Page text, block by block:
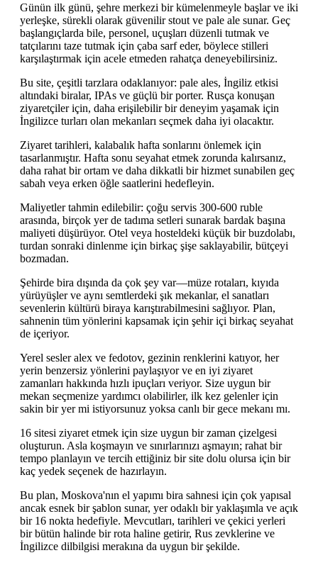
Günün ilk günü, şehre merkezi bir kümelenmeyle başlar ve iki
yerleşke, sürekli olarak güvenilir stout ve pale ale sunar. Geç
başlangıçlarda bile, personel, uçuşları düzenli tutmak ve
tatçılarını taze tutmak için çaba sarf eder, böylece stilleri
karşılaştırmak için acele etmeden rahatça deneyebilirsiniz.
Bu site, çeşitli tarzlara odaklanıyor: pale ales, İngiliz etkisi
altındaki biralar, IPAs ve güçlü bir porter. Rusça konuşan
ziyaretçiler için, daha erişilebilir bir deneyim yaşamak için
İngilizce turları olan mekanları seçmek daha iyi olacaktır.
Ziyaret tarihleri, kalabalık hafta sonlarını önlemek için
tasarlanmıştır. Hafta sonu seyahat etmek zorunda kalırsanız,
daha rahat bir ortam ve daha dikkatli bir hizmet sunabilen geç
sabah veya erken öğle saatlerini hedefleyin.
Maliyetler tahmin edilebilir: çoğu servis 300-600 ruble
arasında, birçok yer de tadıma setleri sunarak bardak başına
maliyeti düşürüyor. Otel veya hosteldeki küçük bir buzdolabı,
turdan sonraki dinlenme için birkaç şişe saklayabilir, bütçeyi
bozmadan.
Şehirde bira dışında da çok şey var—müze rotaları, kıyıda
yürüyüşler ve aynı semtlerdeki şık mekanlar, el sanatları
sevenlerin kültürü biraya karıştırabilmesini sağlıyor. Plan,
sahnenin tüm yönlerini kapsamak için şehir içi birkaç seyahat
de içeriyor.
Yerel sesler alex ve fedotov, gezinin renklerini katıyor, her
yerin benzersiz yönlerini paylaşıyor ve en iyi ziyaret
zamanları hakkında hızlı ipuçları veriyor. Size uygun bir
mekan seçmenize yardımcı olabilirler, ilk kez gelenler için
sakin bir yer mi istiyorsunuz yoksa canlı bir gece mekanı mı.
16 sitesi ziyaret etmek için size uygun bir zaman çizelgesi
oluşturun. Asla koşmayın ve sınırlarınızı aşmayın; rahat bir
tempo planlayın ve tercih ettiğiniz bir site dolu olursa için bir
kaç yedek seçenek de hazırlayın.
Bu plan, Moskova'nın el yapımı bira sahnesi için çok yapısal
ancak esnek bir şablon sunar, yer odaklı bir yaklaşımla ve açık
bir 16 nokta hedefiyle. Mevcutları, tarihleri ve çekici yerleri
bir bütün halinde bir rota haline getirir, Rus zevklerine ve
İngilizce dilbilgisi merakına da uygun bir şekilde.